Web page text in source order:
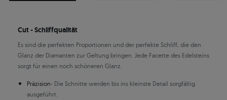
Cut - Schliffqualität
Es sind die perfekten Proportionen und der perfekte Schliff, die den
Glanz der Diamanten zur Geltung bringen. Jede Facette des Edelsteins
sorgt für einen noch schöneren Glanz.
Präzision- Die Schnitte werden bis ins kleinste Detail sorgfältig
ausgeführt.